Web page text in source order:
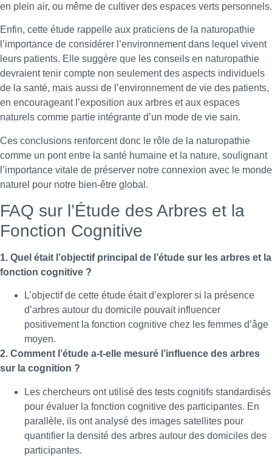
en plein air, ou même de cultiver des espaces verts personnels.
Enfin, cette étude rappelle aux praticiens de la naturopathie
l’importance de considérer l’environnement dans lequel vivent
leurs patients. Elle suggère que les conseils en naturopathie
devraient tenir compte non seulement des aspects individuels
de la santé, mais aussi de l’environnement de vie des patients,
en encourageant l’exposition aux arbres et aux espaces
naturels comme partie intégrante d’un mode de vie sain.
Ces conclusions renforcent donc le rôle de la naturopathie
comme un pont entre la santé humaine et la nature, soulignant
l’importance vitale de préserver notre connexion avec le monde
naturel pour notre bien-être global.
FAQ sur l’Étude des Arbres et la
Fonction Cognitive
1. Quel était l’objectif principal de l’étude sur les arbres et la
fonction cognitive ?
L’objectif de cette étude était d’explorer si la présence
d’arbres autour du domicile pouvait influencer
positivement la fonction cognitive chez les femmes d’âge
moyen.
2. Comment l’étude a-t-elle mesuré l’influence des arbres
sur la cognition ?
Les chercheurs ont utilisé des tests cognitifs standardisés
pour évaluer la fonction cognitive des participantes. En
parallèle, ils ont analysé des images satellites pour
quantifier la densité des arbres autour des domiciles des
participantes.